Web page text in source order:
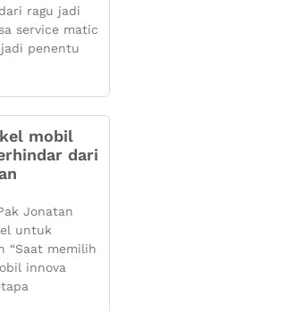
ragu jadi
service matic
penentu
mobil
dari
Jonatan
untuk
“Saat memilih
innova